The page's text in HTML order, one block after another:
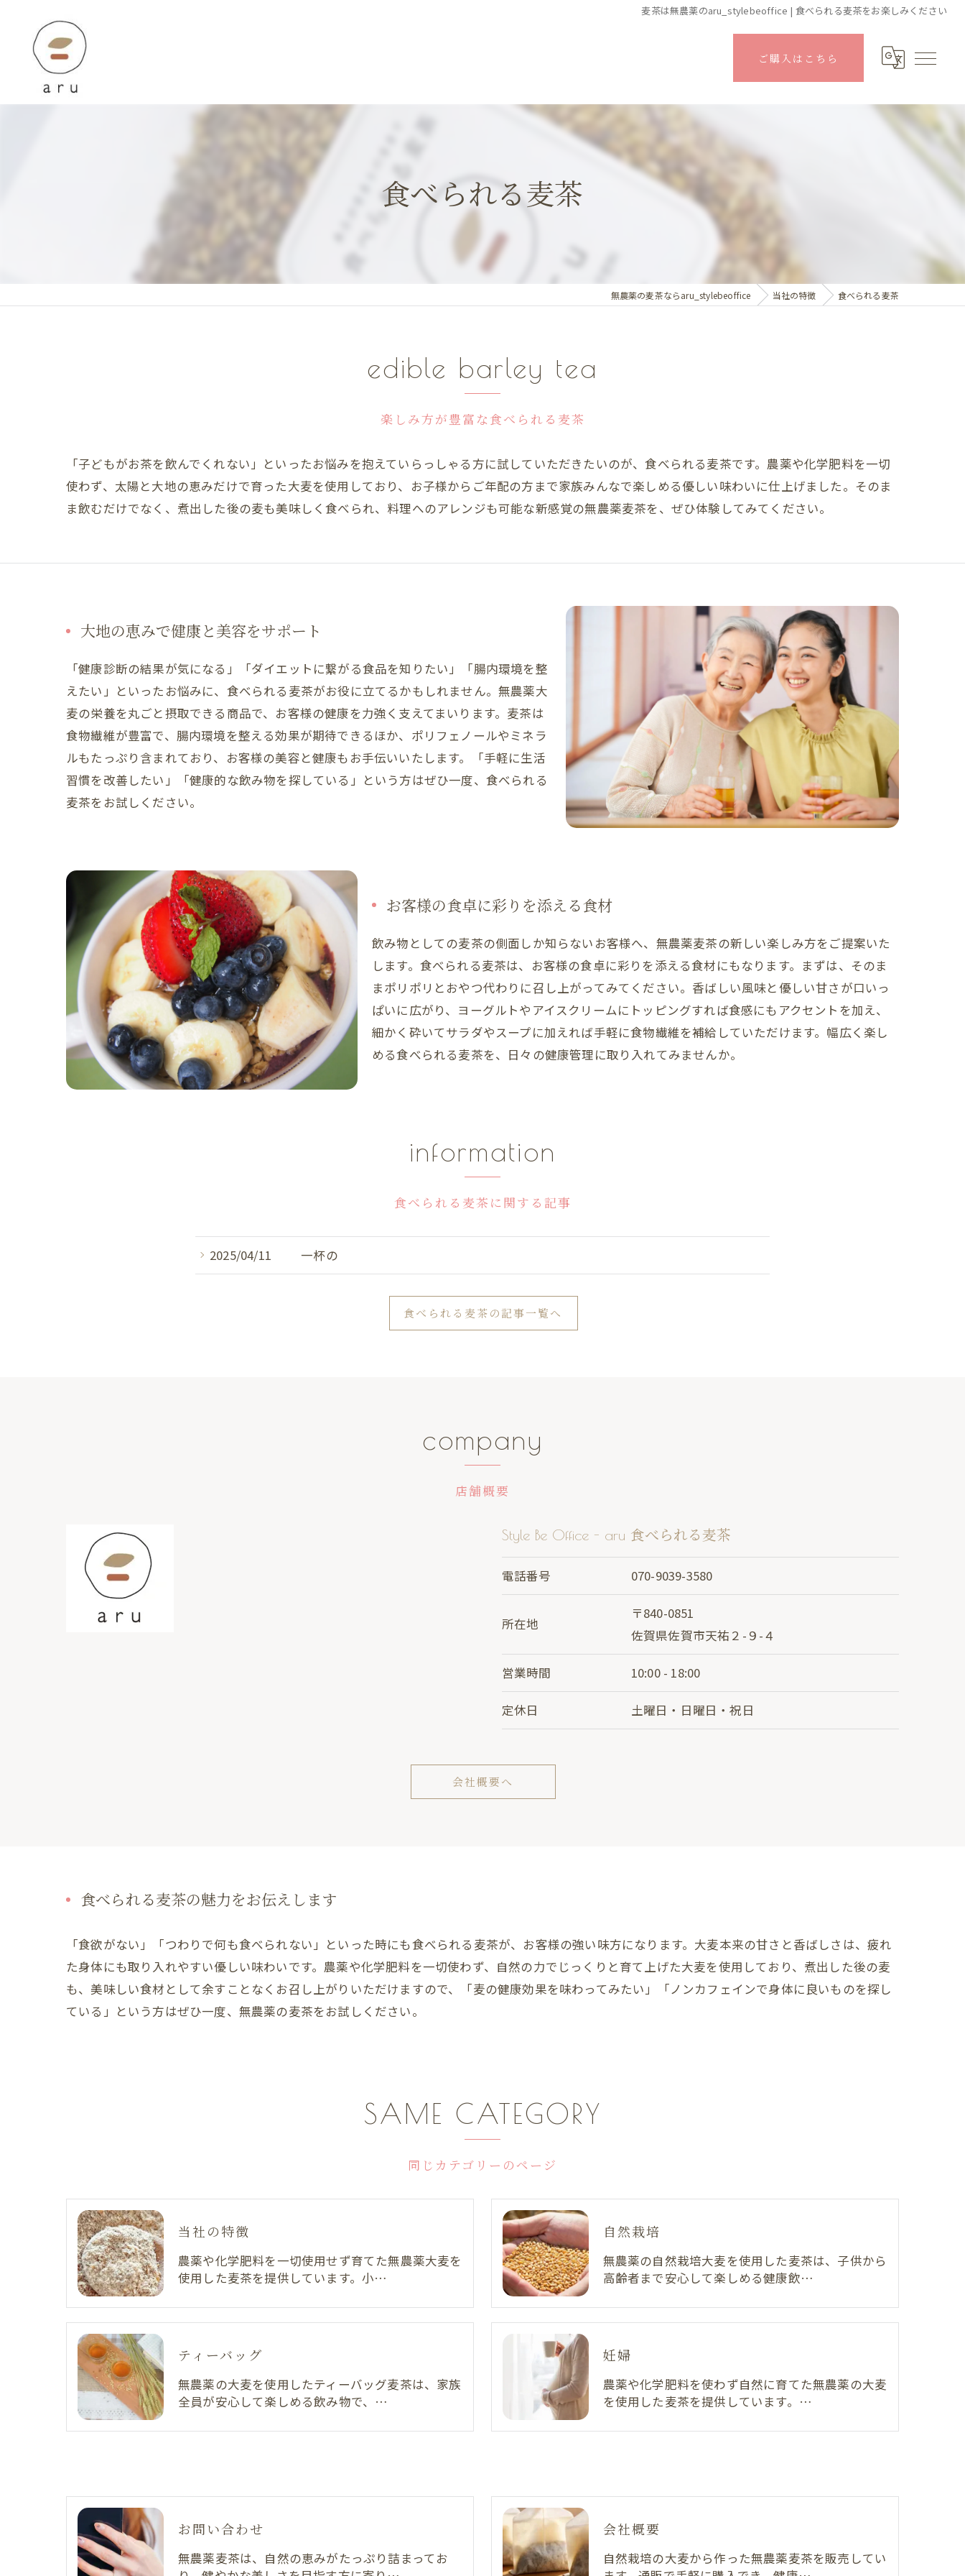
麦茶は無農薬のaru_stylebeoffice | 食べられる麦茶をお楽しみください
ご購入はこちら
食べられる麦茶
無農薬の麦茶ならaru_stylebeoffice 当社の特徴 食べられる麦茶
楽しみ方が豊富な食べられる麦茶
edible barley tea
「子どもがお茶を飲んでくれない」といったお悩みを抱えていらっしゃる方に試していただきたいのが、食べられる麦茶です。農薬や化学肥料を一切
使わず、太陽と大地の恵みだけで育った大麦を使用しており、お子様からご年配の方まで家族みんなで楽しめる優しい味わいに仕上げました。そのま
ま飲むだけでなく、煮出した後の麦も美味しく食べられ、料理へのアレンジも可能な新感覚の無農薬麦茶を、ぜひ体験してみてください。
大地の恵みで健康と美容をサポート
「健康診断の結果が気になる」「ダイエットに繋がる食品を知りたい」「腸内環境を整
えたい」といったお悩みに、食べられる麦茶がお役に立てるかもしれません。無農薬大
麦の栄養を丸ごと摂取できる商品で、お客様の健康を力強く支えてまいります。麦茶は
食物繊維が豊富で、腸内環境を整える効果が期待できるほか、ポリフェノールやミネラ
ルもたっぷり含まれており、お客様の美容と健康もお手伝いいたします。「手軽に生活
習慣を改善したい」「健康的な飲み物を探している」という方はぜひ一度、食べられる
麦茶をお試しください。
お客様の食卓に彩りを添える食材
飲み物としての麦茶の側面しか知らないお客様へ、無農薬麦茶の新しい楽しみ方をご提案いた
します。食べられる麦茶は、お客様の食卓に彩りを添える食材にもなります。まずは、そのま
まポリポリとおやつ代わりに召し上がってみてください。香ばしい風味と優しい甘さが口いっ
ぱいに広がり、ヨーグルトやアイスクリームにトッピングすれば食感にもアクセントを加え、
細かく砕いてサラダやスープに加えれば手軽に食物繊維を補給していただけます。幅広く楽し
める食べられる麦茶を、日々の健康管理に取り入れてみませんか。
information
食べられる麦茶に関する記事
2025/04/11 一杯の
食べられる麦茶の記事一覧へ
company
店舗概要
Style Be Office - aru 食べられる麦茶
電話番号 070-9039-3580
所在地
〒840-0851
佐賀県佐賀市天祐２-９-４
営業時間 10:00 - 18:00
定休日 土曜日・日曜日・祝日
会社概要へ
食べられる麦茶の魅力をお伝えします
「食欲がない」「つわりで何も食べられない」といった時にも食べられる麦茶が、お客様の強い味方になります。大麦本来の甘さと香ばしさは、疲れ
た身体にも取り入れやすい優しい味わいです。農薬や化学肥料を一切使わず、自然の力でじっくりと育て上げた大麦を使用しており、煮出した後の麦
も、美味しい食材として余すことなくお召し上がりいただけますので、「麦の健康効果を味わってみたい」「ノンカフェインで身体に良いものを探し
ている」という方はぜひ一度、無農薬の麦茶をお試しください。
同じカテゴリーのページ
SAME CATEGORY
当社の特徴
農薬や化学肥料を一切使用せず育てた無農薬大麦を
使用した麦茶を提供しています。小…
自然栽培
無農薬の自然栽培大麦を使用した麦茶は、子供から
高齢者まで安心して楽しめる健康飲…
ティーバッグ
無農薬の大麦を使用したティーバッグ麦茶は、家族
全員が安心して楽しめる飲み物で、…
妊婦
農薬や化学肥料を使わず自然に育てた無農薬の大麦
を使用した麦茶を提供しています。…
お問い合わせ
無農薬麦茶は、自然の恵みがたっぷり詰まってお
会社概要
自然栽培の大麦から作った無農薬麦茶を販売してい